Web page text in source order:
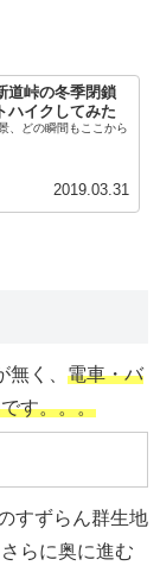
道峠の冬季閉鎖
ハイクしてみた
、どの瞬間もここから
2019.03.31
く、 電車・バ
す。。。
すずらん群生地
らに奥に進む